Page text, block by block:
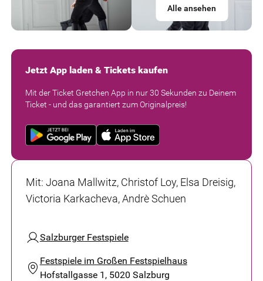
Alle ansehen
Jetzt App laden & Tickets kaufen
Mit der Ticket Gretchen App in nur 30 Sekunden zu Deinem
Ticket - und das garantiert zum Originalpreis!
Mit: Joana Mallwitz, Christof Loy, Elsa Dreisig,
Victoria Karkacheva, Andrè Schuen
Salzburger Festspiele
Festspiele im Großen Festspielhaus
Hofstallgasse 1, 5020 Salzburg